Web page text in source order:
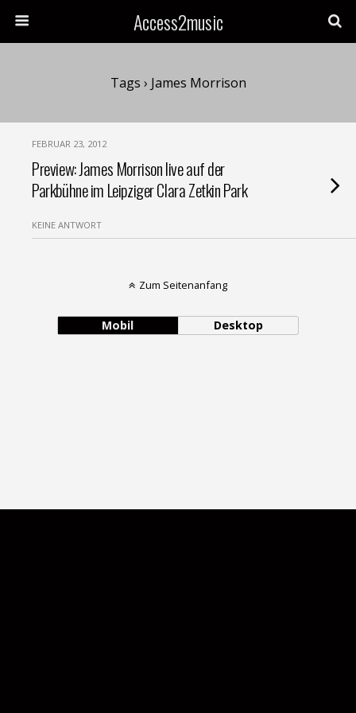
Access2music
Tags › James Morrison
FEBRUAR 23, 2012
Preview: James Morrison live auf der
Parkbühne im Leipziger Clara Zetkin Park
KEINE ANTWORT
Zum Seitenanfang
Mobil Desktop